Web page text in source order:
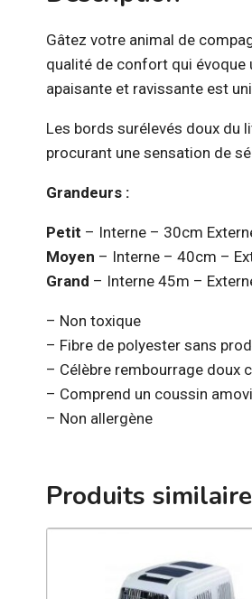
Gâtez votre animal de
qualité de confort qui évoque
apaisante et ravissante est
Les bords surélevés doux du
procurant une sensation de
Grandeurs :
Petit – Interne – 30cm
Moyen – Interne – 40cm –
Grand – Interne 45m –
– Non toxique
– Fibre de polyester sans
– Célèbre rembourrage doux
– Comprend un coussin
– Non allergène
Produits